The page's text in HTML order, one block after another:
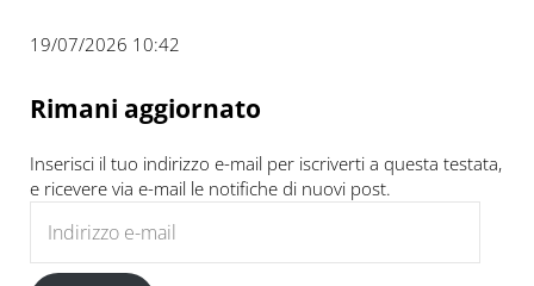
19/07/2026 10:42
Rimani aggiornato
Inserisci il tuo indirizzo e-mail per iscriverti a questa testata,
e ricevere via e-mail le notifiche di nuovi post.